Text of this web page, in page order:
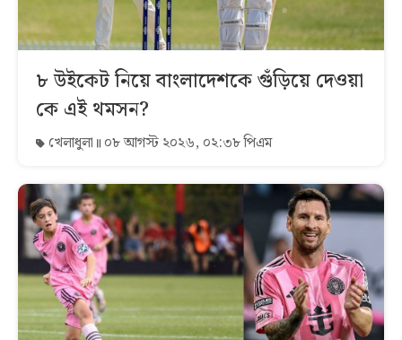
৮ উইকেট নিয়ে বাংলাদেশকে গুঁড়িয়ে দেওয়া
কে এই থমসন?
খেলাধুলা ০৮ আগস্ট ২০২৬, ০২:৩৮ পিএম